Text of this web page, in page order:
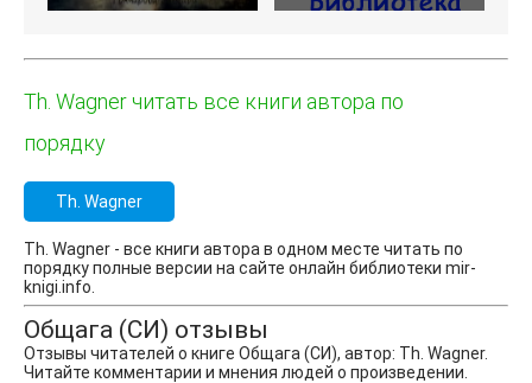
Th. Wagner читать все книги автора по
порядку
Th. Wagner
Th. Wagner - все книги автора в одном месте читать по
порядку полные версии на сайте онлайн библиотеки mir-
knigi.info.
Общага (СИ) отзывы
Отзывы читателей о книге Общага (СИ), автор: Th. Wagner.
Читайте комментарии и мнения людей о произведении.